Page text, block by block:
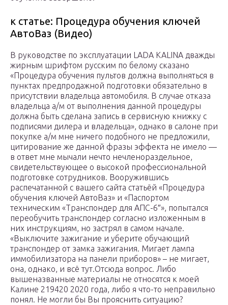
к статье: Процедура обучения ключей
АвтоВаз (Видео)
В руководстве по эксплуатации LADA KALINA дважды
жирным шрифтом русским по белому сказано
«Процедура обучения пультов должна выполняться в
пунктах предпродажной подготовки обязательно в
присутствии владельца автомобиля. В случае отказа
владельца а/м от выполнения данной процедуры
должна быть сделана запись в сервисную книжку с
подписями дилера и владельца», однако в салоне при
покупке а/м мне ничего подобного не предложили,
цитирование же данной фразы эффекта не имело —
в ответ мне мычали нечто нечленораздельное,
свидетельствующее о высокой профессиональной
подготовке сотрудников. Вооружившись
распечатанной с вашего сайта статьёй «Процедура
обучения ключей АвтоВаз» и «Паспортом
техническим «Транспондер для АПС-6″», попытался
переобучить транспондер согласно изложенным в
них инструкциям, но застрял в самом начале.
«Выключите зажигание и уберите обучающий
транспондер от замка зажигания. Мигает лампа
иммобилизатора на панели приборов» – не мигает,
она, однако, и всё тут.Отсюда вопрос. Либо
вышеназванные материалы не относятся к моей
Калине 219420 2020 года, либо я что-то неправильно
понял. Не могли бы Вы прояснить ситуацию?